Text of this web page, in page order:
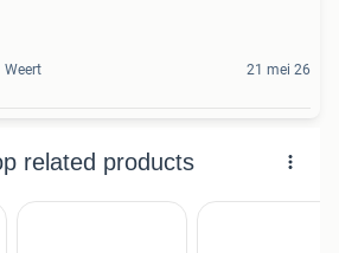
Weert 21 mei 26